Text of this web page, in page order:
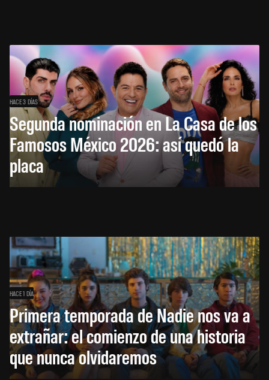
HACE 3 DÍAS
Segunda nominación en La Casa de los
Famosos México 2026: así quedó la
placa
HACE 1 DÍA
Primera temporada de Nadie nos va a
extrañar: el comienzo de una historia
que nunca olvidaremos